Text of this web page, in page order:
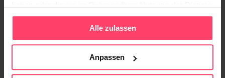
gesammelt haben.
Alle zulassen
Anpassen
& Pray“ – so erreichen Ihre Inhalte Leser
25. OKTOBER 2021
True Native Advertising: Mit gutem Content